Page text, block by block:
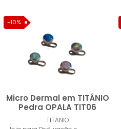
-10%
Micro Dermal em TITÂNIO
Pedra OPALA TIT06
TITANIO